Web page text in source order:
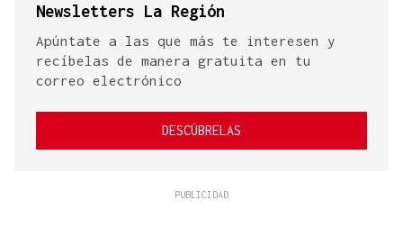
Newsletters La Región
Apúntate a las que más te interesen y
recíbelas de manera gratuita en tu
correo electrónico
DESCÚBRELAS